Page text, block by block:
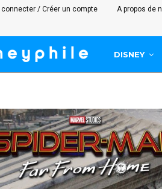
connecter / Créer un compte A propos de
DISNEY